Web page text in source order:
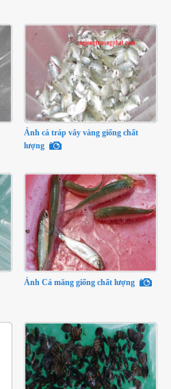
Ảnh cá tráp vây vàng giống chất
lượng
Ảnh Cá măng giống chất lượng